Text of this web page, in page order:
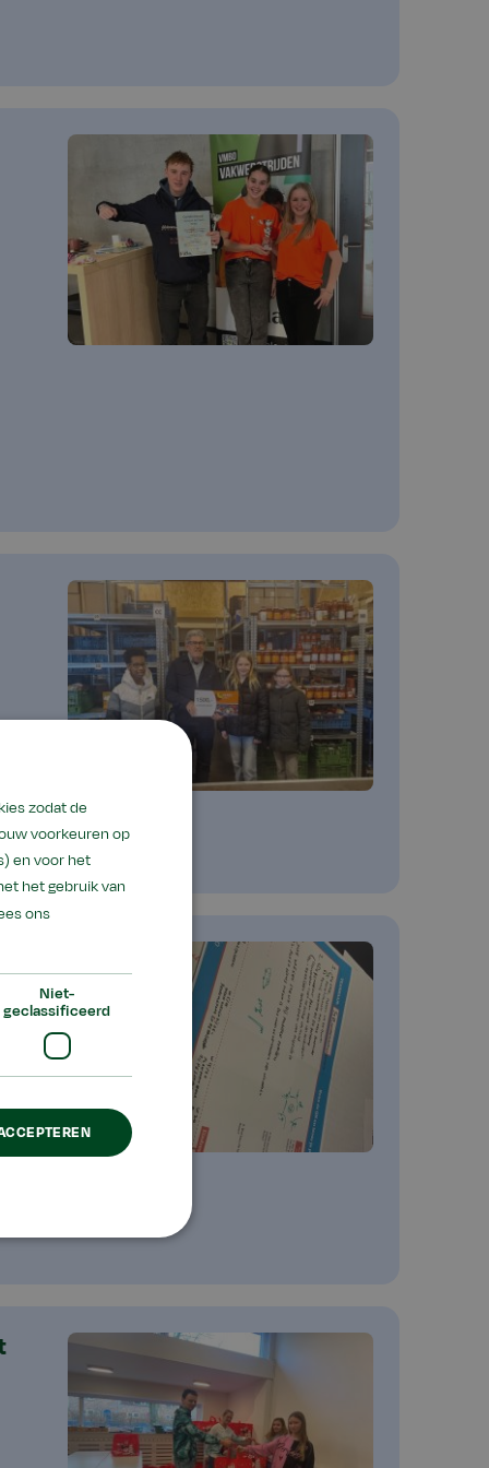
zodat de
voorkeuren op
en voor het
het gebruik van
ons
Niet-
geclassificeerd